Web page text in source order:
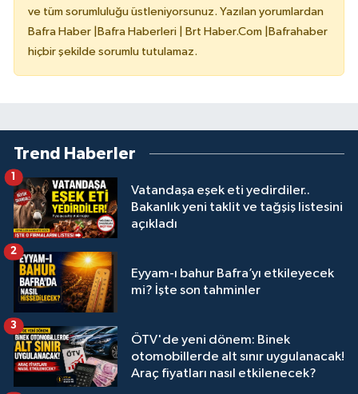
ve tüm sorumluluğu üstleniyorsunuz. Yazılan yorumlardan
Bafra Haber |Bafra Haberleri | Brt Haber.Com |Bafrahaber
hiçbir şekilde sorumlu tutulamaz.
Trend Haberler
Vatandaşa eşek eti yedirdiler..
Bakanlık yeni taklit ve tağşiş listesini
açıkladı
1
Eyyam-ı bahur Bafra’yı etkileyecek
mi? İşte son tahminler
2
ÖTV'de yeni dönem: Binek
otomobillerde alt sınır uygulanacak!
Araç fiyatları nasıl etkilenecek?
3